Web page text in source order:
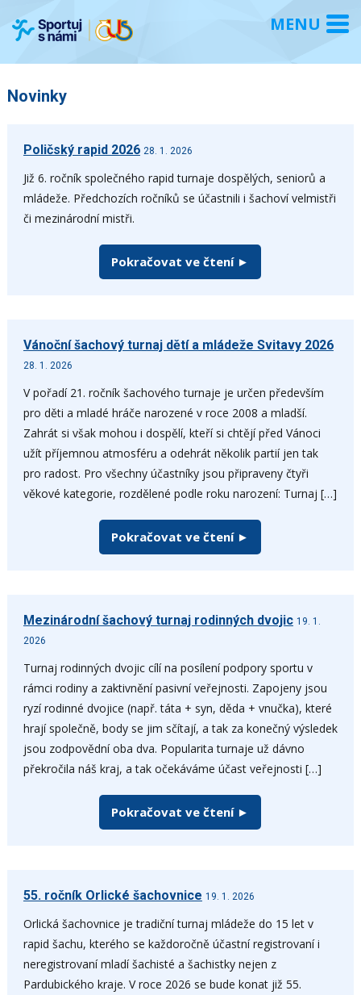
Novinky
Poličský rapid 2026 28. 1. 2026
Již 6. ročník společného rapid turnaje dospělých, seniorů a
mládeže. Předchozích ročníků se účastnili i šachoví velmistři
či mezinárodní mistři.
Pokračovat ve čtení ►
Vánoční šachový turnaj dětí a mládeže Svitavy 2026
28. 1. 2026
V pořadí 21. ročník šachového turnaje je určen především
pro děti a mladé hráče narozené v roce 2008 a mladší.
Zahrát si však mohou i dospělí, kteří si chtějí před Vánoci
užít příjemnou atmosféru a odehrát několik partií jen tak
pro radost. Pro všechny účastníky jsou připraveny čtyři
věkové kategorie, rozdělené podle roku narození: Turnaj […]
Pokračovat ve čtení ►
Mezinárodní šachový turnaj rodinných dvojic 19. 1.
2026
Turnaj rodinných dvojic cílí na posílení podpory sportu v
rámci rodiny a zaktivnění pasivní veřejnosti. Zapojeny jsou
ryzí rodinné dvojice (např. táta + syn, děda + vnučka), které
hrají společně, body se jim sčítají, a tak za konečný výsledek
jsou zodpovědní oba dva. Popularita turnaje už dávno
překročila náš kraj, a tak očekáváme účast veřejnosti […]
Pokračovat ve čtení ►
55. ročník Orlické šachovnice 19. 1. 2026
Orlická šachovnice je tradiční turnaj mládeže do 15 let v
rapid šachu, kterého se každoročně účastní registrovaní i
neregistrovaní mladí šachisté a šachistky nejen z
Pardubického kraje. V roce 2026 se bude konat již 55.